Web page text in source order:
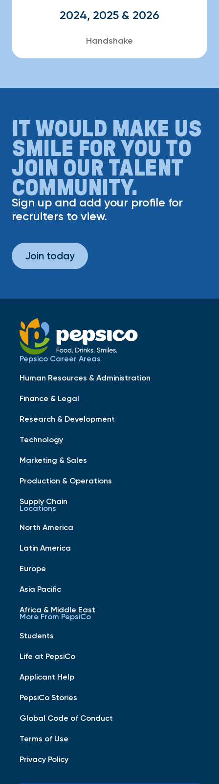
2024, 2025 & 2026
Handshake
IT WOULD MAKE US
SMILE FOR YOU TO
JOIN OUR TALENT
COMMUNITY.
Sign up and add your profile for
recruiters to view.
Join today
Pepsico Career Areas
Human Resources & Administration
Finance & Legal
Research & Development
Technology
Marketing & Sales
Production & Operations
Supply Chain
Locations
North America
Latin America
Europe
Asia Pacific
Africa & Middle East
More From PepsiCo
Students
Life at PepsiCo
Applicant Help
PepsiCo Stories
Global Code of Conduct
Terms of Use
Privacy Policy